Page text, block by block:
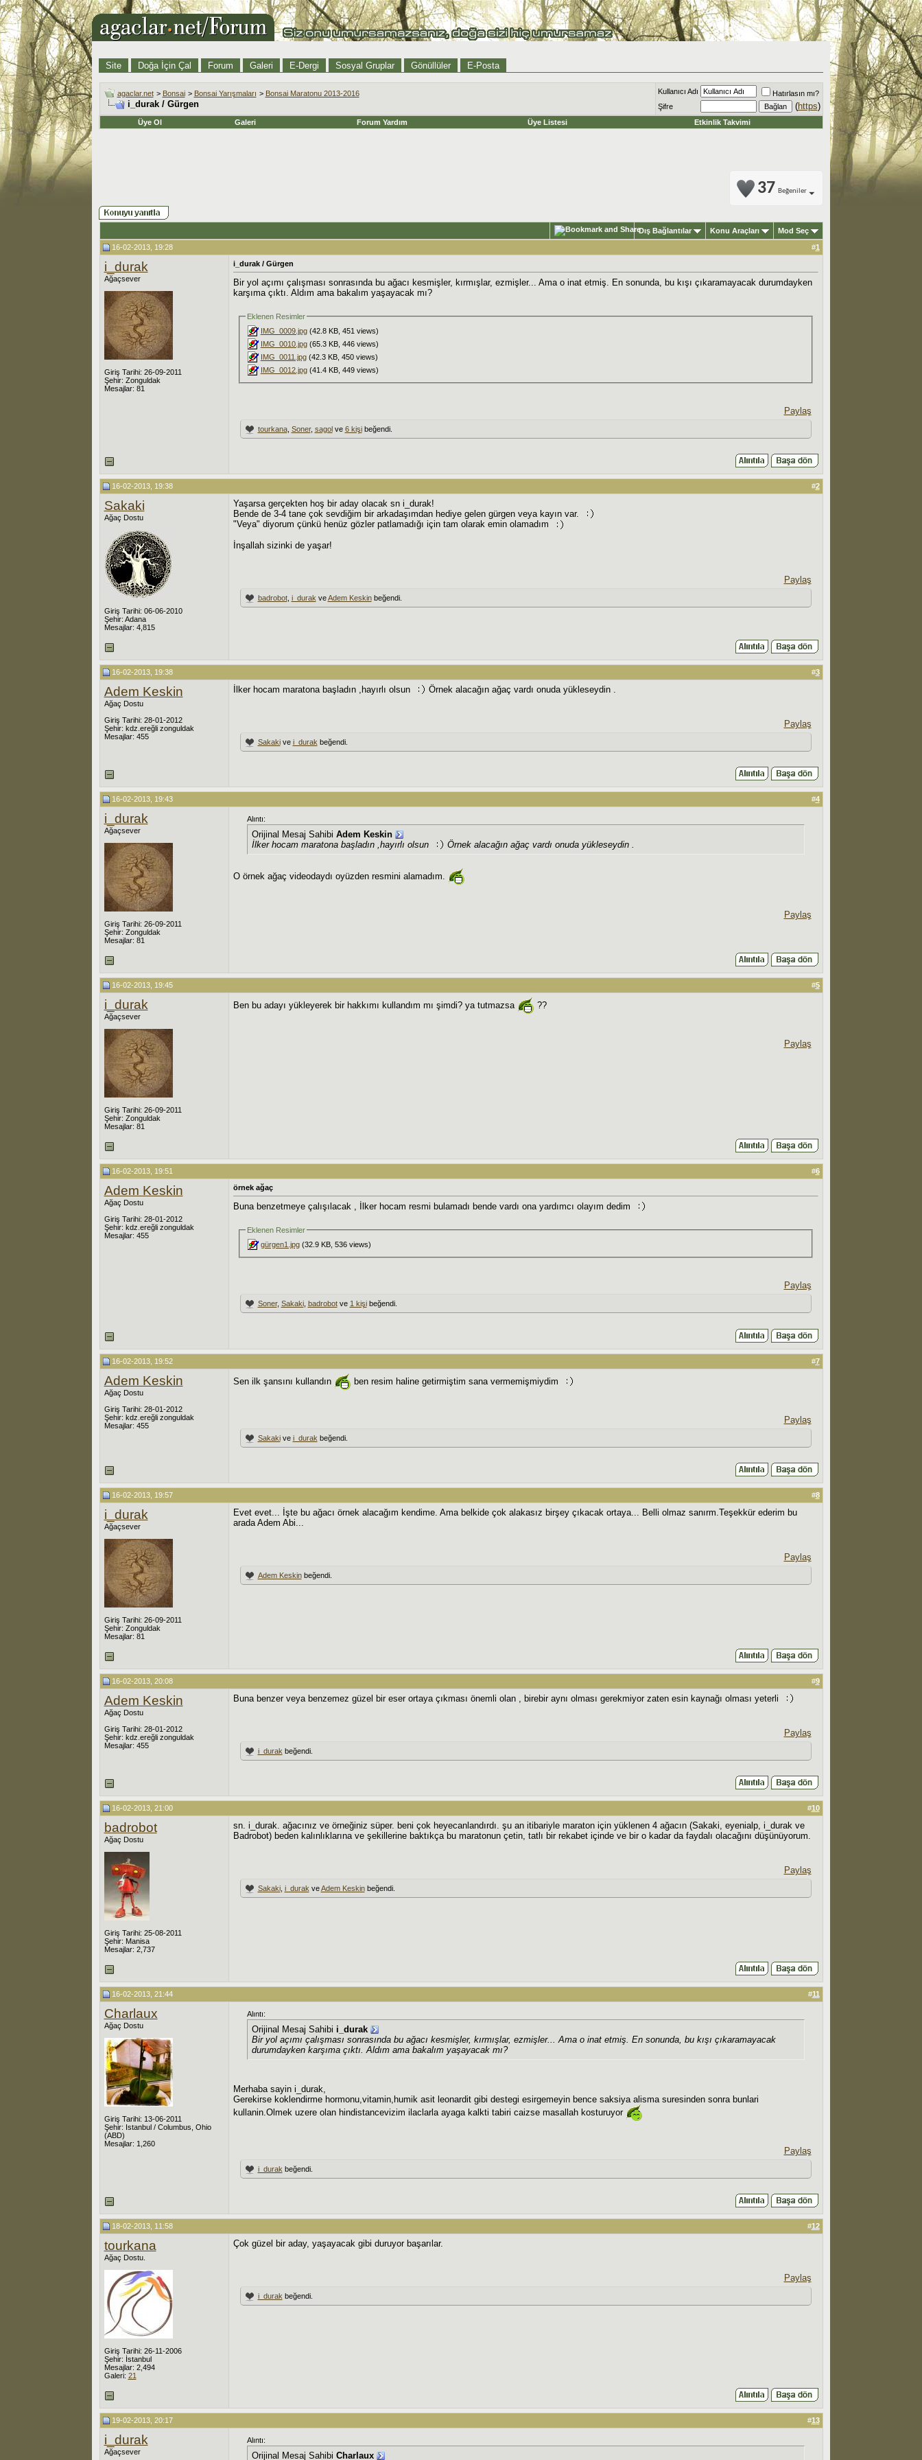
Site Doğa İçin Çal Forum Galeri E-Dergi Sosyal Gruplar Gönüllüler E-Posta
agaclar.net > Bonsai > Bonsai Yarışmaları > Bonsai Maratonu 2013-2016
i_durak / Gürgen
Kullanıcı Adı
Hatırlasın mı?
Şifre
(https)
Üye Ol Galeri Forum Yardım Üye Listesi Etkinlik Takvimi
37 Beğeniler
Dış Bağlantılar Konu Araçları
Mod Seç
16-02-2013, 19:28
#1
i_durak
Ağaçsever
Giriş Tarihi: 26-09-2011
Şehir: Zonguldak
Mesajlar: 81
i_durak / Gürgen
Bir yol açımı çalışması sonrasında bu ağacı kesmişler, kırmışlar, ezmişler... Ama o inat etmiş. En sonunda, bu kışı çıkaramayacak durumdayken
karşıma çıktı. Aldım ama bakalım yaşayacak mı?
Eklenen Resimler
IMG_0009.jpg(42.8 KB, 451 views)
IMG_0010.jpg(65.3 KB, 446 views)
IMG_0011.jpg(42.3 KB, 450 views)
IMG_0012.jpg(41.4 KB, 449 views)
Paylaş
tourkana, Soner, sagolve 6 kişibeğendi.
16-02-2013, 19:38 #2
Sakaki
Ağaç Dostu
Giriş Tarihi: 06-06-2010
Şehir: Adana
Mesajlar: 4,815
Yaşarsa gerçekten hoş bir aday olacak sn i_durak!
Bende de 3-4 tane çok sevdiğim bir arkadaşımdan hediye gelen gürgen veya kayın var.
"Veya" diyorum çünkü henüz gözler patlamadığı için tam olarak emin olamadım
İnşallah sizinki de yaşar!
Paylaş
badrobot, i_durak veAdem Keskinbeğendi.
16-02-2013, 19:38 #3
Adem Keskin
Ağaç Dostu
Giriş Tarihi: 28-01-2012
Şehir: kdz.ereğli zonguldak
Mesajlar: 455
İlker hocam maratona başladın ,hayırlı olsun Örnek alacağın ağaç vardı onuda yükleseydin .
Paylaş
Sakakive i_durak beğendi.
16-02-2013, 19:43 #4
i_durak
Ağaçsever
Giriş Tarihi: 26-09-2011
Şehir: Zonguldak
Mesajlar: 81
Alıntı:
Orijinal Mesaj Sahibi Adem Keskin
İlker hocam maratona başladın ,hayırlı olsun
Örnek alacağın ağaç vardı onuda yükleseydin .
O örnek ağaç videodaydı oyüzden resmini alamadım.
Paylaş
16-02-2013, 19:45 #5
i_durak
Ağaçsever
Giriş Tarihi: 26-09-2011
Şehir: Zonguldak
Mesajlar: 81
Ben bu adayı yükleyerek bir hakkımı kullandım mı şimdi? ya tutmazsa ??
Paylaş
16-02-2013, 19:51 #6
Adem Keskin
Ağaç Dostu
Giriş Tarihi: 28-01-2012
Şehir: kdz.ereğli zonguldak
Mesajlar: 455
örnek ağaç
Buna benzetmeye çalışılacak , İlker hocam resmi bulamadı bende vardı ona yardımcı olayım dedim
Eklenen Resimler
gürgen1.jpg(32.9 KB, 536 views)
Paylaş
Soner, Sakaki, badrobotve 1 kişibeğendi.
16-02-2013, 19:52 #7
Adem Keskin
Ağaç Dostu
Giriş Tarihi: 28-01-2012
Şehir: kdz.ereğli zonguldak
Mesajlar: 455
Sen ilk şansını kullandın ben resim haline getirmiştim sana vermemişmiydim
Paylaş
Sakakive i_durak beğendi.
16-02-2013, 19:57 #8
i_durak
Ağaçsever
Giriş Tarihi: 26-09-2011
Şehir: Zonguldak
Mesajlar: 81
Evet evet... İşte bu ağacı örnek alacağım kendime. Ama belkide çok alakasız birşey çıkacak ortaya... Belli olmaz sanırm.Teşekkür ederim bu
arada Adem Abi...
Paylaş
Adem Keskinbeğendi.
16-02-2013, 20:08 #9
Adem Keskin
Ağaç Dostu
Giriş Tarihi: 28-01-2012
Şehir: kdz.ereğli zonguldak
Mesajlar: 455
Buna benzer veya benzemez güzel bir eser ortaya çıkması önemli olan , birebir aynı olması gerekmiyor zaten esin kaynağı olması yeterli
Paylaş
i_durak beğendi.
16-02-2013, 21:00 #10
badrobot
Ağaç Dostu
Giriş Tarihi: 25-08-2011
Şehir: Manisa
Mesajlar: 2,737
sn. i_durak. ağacınız ve örneğiniz süper. beni çok heyecanlandırdı. şu an itibariyle maraton için yüklenen 4 ağacın (Sakaki, eyenialp, i_durak ve
Badrobot) beden kalınlıklarına ve şekillerine baktıkça bu maratonun çetin, tatlı bir rekabet içinde ve bir o kadar da faydalı olacağını düşünüyorum.
Paylaş
Sakaki, i_durak veAdem Keskinbeğendi.
16-02-2013, 21:44 #11
Charlaux
Ağaç Dostu
Giriş Tarihi: 13-06-2011
Şehir: Istanbul / Columbus, Ohio
(ABD)
Mesajlar: 1,260
Alıntı:
Orijinal Mesaj Sahibi i_durak
Bir yol açımı çalışması sonrasında bu ağacı kesmişler, kırmışlar, ezmişler... Ama o inat etmiş. En sonunda, bu kışı çıkaramayacak
durumdayken karşıma çıktı. Aldım ama bakalım yaşayacak mı?
Merhaba sayin i_durak,
Gerekirse koklendirme hormonu,vitamin,humik asit leonardit gibi destegi esirgemeyin bence saksiya alisma suresinden sonra bunlari
kullanin.Olmek uzere olan hindistancevizim ilaclarla ayaga kalkti tabiri caizse masallah kosturuyor
Paylaş
i_durak beğendi.
18-02-2013, 11:58 #12
tourkana
Ağaç Dostu.
Giriş Tarihi: 26-11-2006
Şehir: İstanbul
Mesajlar: 2,494
Galeri: 21
Çok güzel bir aday, yaşayacak gibi duruyor başarılar.
Paylaş
i_durak beğendi.
19-02-2013, 20:17 #13
i_durak
Ağaçsever
Alıntı:
Orijinal Mesaj Sahibi Charlaux